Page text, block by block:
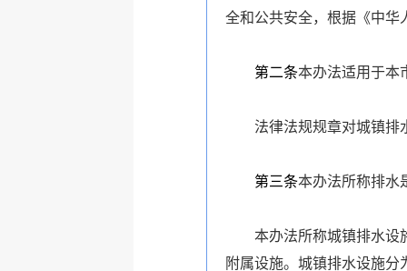
全和公共安全，根据《中华
第二条本办法适用于本
法律法规规章对城镇排
第三条本办法所称排水
本办法所称城镇排水设
附属设施。城镇排水设施